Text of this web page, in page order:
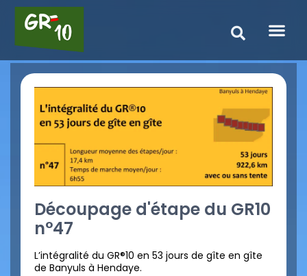
Découpage d'étape du GR10
n°47
L’intégralité du GR®10 en 53 jours de gîte en gîte
de Banyuls à Hendaye.